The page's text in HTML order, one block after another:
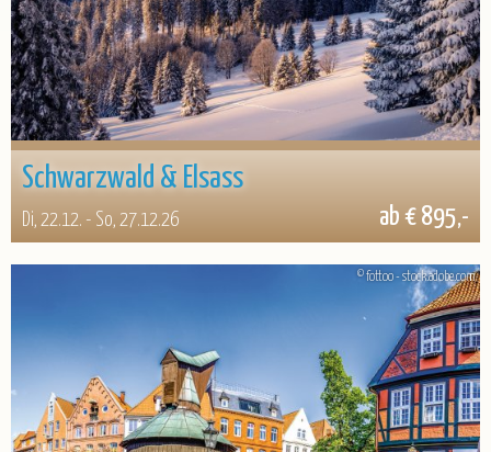
Schwarzwald & Elsass
Di, 22.12. - So, 27.12.26 ab € 895,-
© fottoo - stock.adobe.com